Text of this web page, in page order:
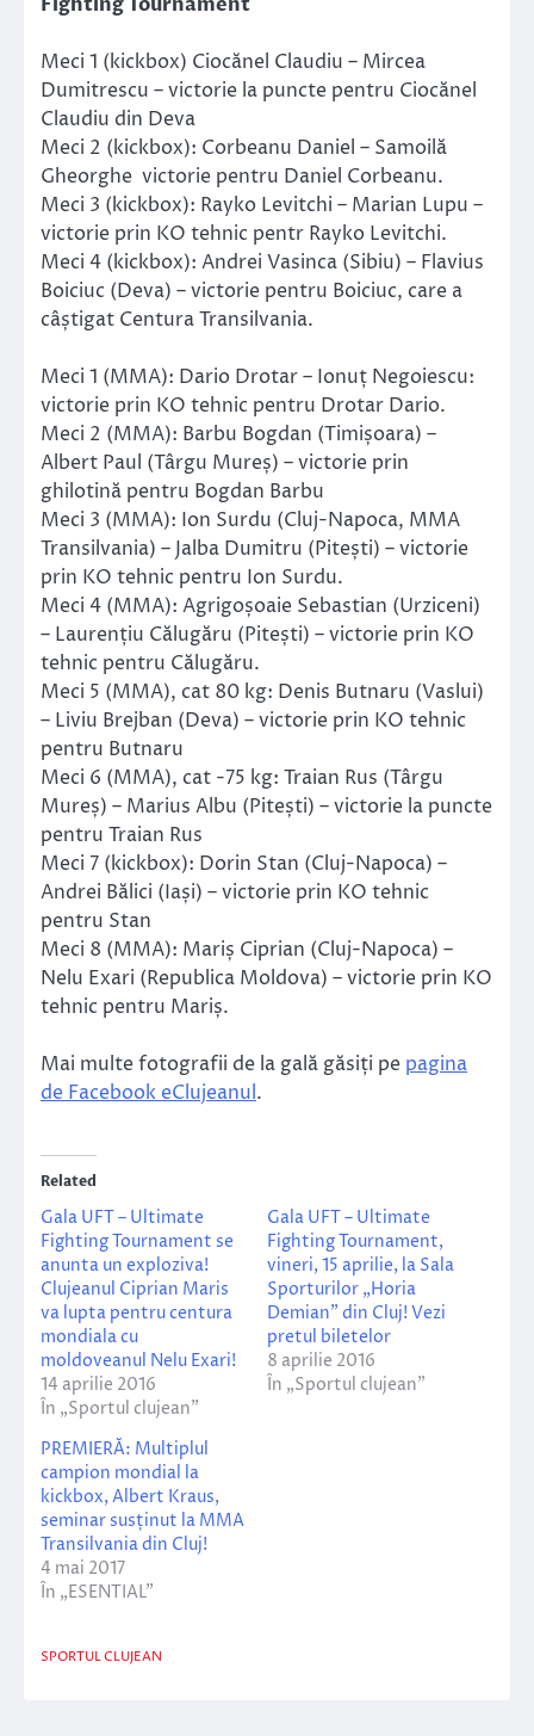
Meci 1 (kickbox) Ciocănel Claudiu – Mircea
Dumitrescu – victorie la puncte pentru Ciocănel
Claudiu din Deva
Meci 2 (kickbox): Corbeanu Daniel – Samoilă
Gheorghe victorie pentru Daniel Corbeanu.
Meci 3 (kickbox): Rayko Levitchi – Marian Lupu –
victorie prin KO tehnic pentr Rayko Levitchi.
Meci 4 (kickbox): Andrei Vasinca (Sibiu) – Flavius
Boiciuc (Deva) – victorie pentru Boiciuc, care a
câștigat Centura Transilvania.
Meci 1 (MMA): Dario Drotar – Ionuț Negoiescu:
victorie prin KO tehnic pentru Drotar Dario.
Meci 2 (MMA): Barbu Bogdan (Timișoara) –
Albert Paul (Târgu Mureș) – victorie prin
ghilotină pentru Bogdan Barbu
Meci 3 (MMA): Ion Surdu (Cluj-Napoca, MMA
Transilvania) – Jalba Dumitru (Pitești) – victorie
prin KO tehnic pentru Ion Surdu.
Meci 4 (MMA): Agrigoșoaie Sebastian (Urziceni)
– Laurențiu Călugăru (Pitești) – victorie prin KO
tehnic pentru Călugăru.
Meci 5 (MMA), cat 80 kg: Denis Butnaru (Vaslui)
– Liviu Brejban (Deva) – victorie prin KO tehnic
pentru Butnaru
Meci 6 (MMA), cat -75 kg: Traian Rus (Târgu
Mureș) – Marius Albu (Pitești) – victorie la puncte
pentru Traian Rus
Meci 7 (kickbox): Dorin Stan (Cluj-Napoca) –
Andrei Bălici (Iași) – victorie prin KO tehnic
pentru Stan
Meci 8 (MMA): Mariș Ciprian (Cluj-Napoca) –
Nelu Exari (Republica Moldova) – victorie prin KO
tehnic pentru Mariș.
Mai multe fotografii de la gală găsiți pe pagina
de Facebook eClujeanul.
Related
Gala UFT – Ultimate
Fighting Tournament se
anunta un exploziva!
Clujeanul Ciprian Maris
va lupta pentru centura
mondiala cu
moldoveanul Nelu Exari!
14 aprilie 2016
În „Sportul clujean”
Gala UFT – Ultimate
Fighting Tournament,
vineri, 15 aprilie, la Sala
Sporturilor „Horia
Demian” din Cluj! Vezi
pretul biletelor
8 aprilie 2016
În „Sportul clujean”
PREMIERĂ: Multiplul
campion mondial la
kickbox, Albert Kraus,
seminar susținut la MMA
Transilvania din Cluj!
4 mai 2017
În „ESENTIAL”
SPORTUL CLUJEAN